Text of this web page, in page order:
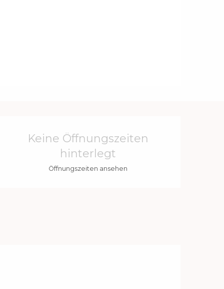
Öffnungszeiten &
Keine Öffnungszeiten
hinterlegt
Öffnungszeiten ansehen